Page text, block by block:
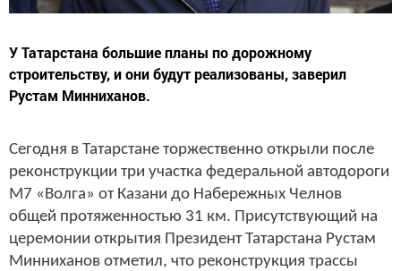
У Татарстана большие планы по дорожному
строительству, и они будут реализованы, заверил
Рустам Минниханов.
Сегодня в Татарстане торжественно открыли после
реконструкции три участка федеральной автодороги
М7 «Волга» от Казани до Набережных Челнов
общей протяженностью 31 км. Присутствующий на
церемонии открытия Президент Татарстана Рустам
Минниханов отметил, что реконструкция трассы